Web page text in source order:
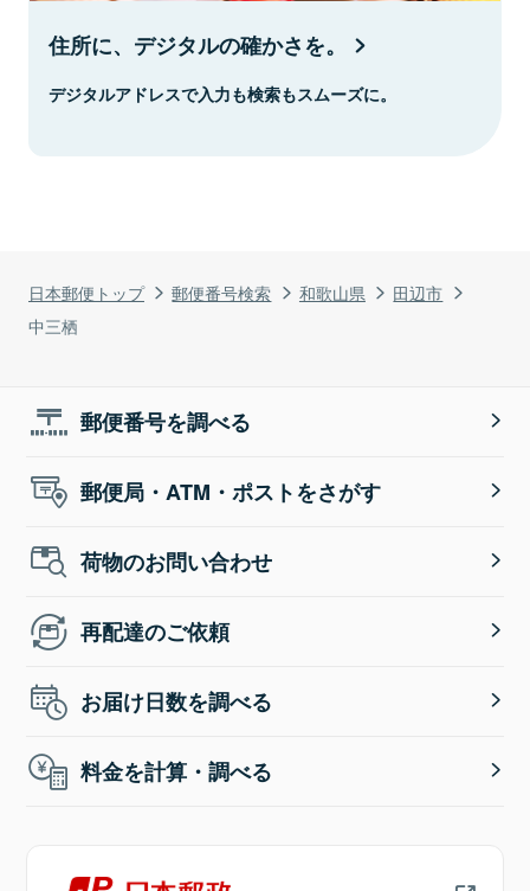
日本郵便トップ 郵便番号検索 和歌山県
田辺市
中三栖
住所に、デジタルの確かさを。
デジタルアドレスで入力も検索もスムーズに。
郵便番号を調べる
郵便局・ATM・ポストをさがす
荷物のお問い合わせ
再配達のご依頼
お届け日数を調べる
料金を計算・調べる